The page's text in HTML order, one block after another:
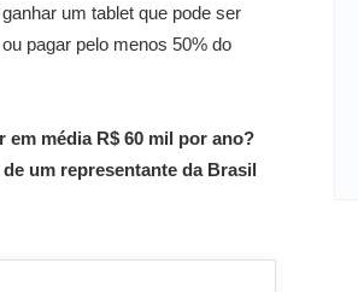
um tablet que pode ser
pagar pelo menos 50% do
média R$ 60 mil por ano?
um representante da Brasil